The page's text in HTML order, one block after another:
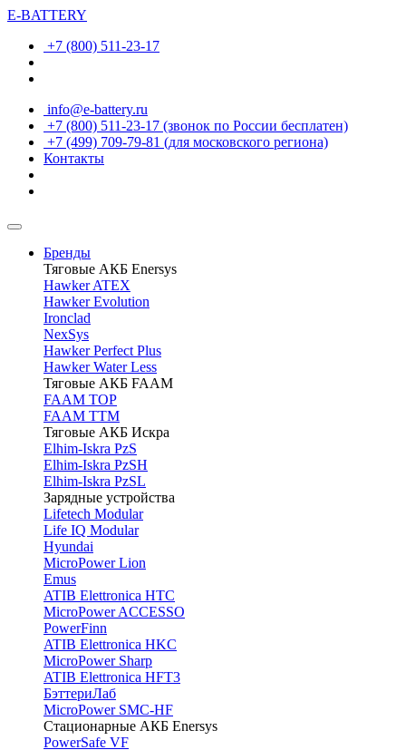
E-BATTERY
+7 (800) 511-23-17
info@e-battery.ru
+7 (800) 511-23-17 (звонок по России бесплатен)
+7 (499) 709-79-81 (для московского региона)
Контакты
Бренды
Тяговые АКБ Enersys
Hawker ATEX
Hawker Evolution
Ironclad
NexSys
Hawker Perfect Plus
Hawker Water Less
Тяговые АКБ FAAM
FAAM TOP
FAAM TTM
Тяговые АКБ Искра
Elhim-Iskra PzS
Elhim-Iskra PzSH
Elhim-Iskra PzSL
Зарядные устройства
Lifetech Modular
Life IQ Modular
Hyundai
MicroPower Lion
Emus
ATIB Elettronica HTC
MicroPower ACCESSO
PowerFinn
ATIB Elettronica HKC
MicroPower Sharp
ATIB Elettronica HFT3
БэттериЛаб
MicroPower SMC-HF
Стационарные АКБ Enersys
PowerSafe VF